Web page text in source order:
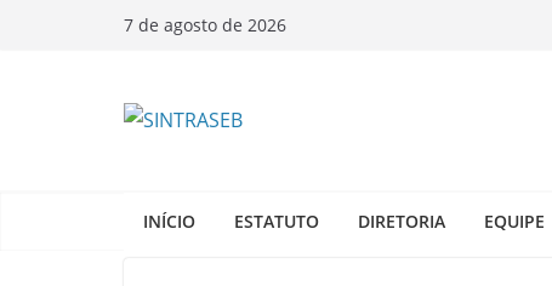
7 de agosto de 2026
INÍCIO ESTATUTO DIRETORIA EQUIPE